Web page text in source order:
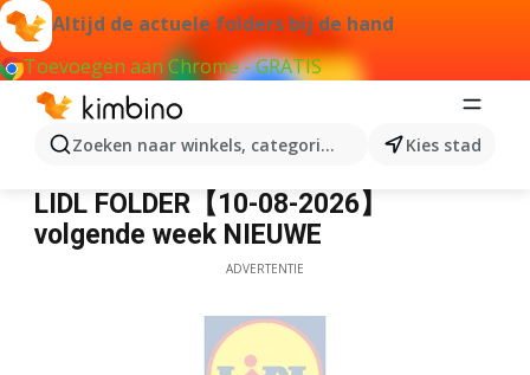
Altijd de actuele folders bij de hand
Toevoegen aan Chrome - GRATIS
Zoeken naar winkels, categorieën, producten...
Kies stad
Lidl
LIDL FOLDER【10-08-2026】
volgende week NIEUWE
ADVERTENTIE